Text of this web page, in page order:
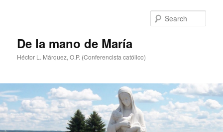
De la mano de María
Héctor L. Márquez, O.P. (Conferencista católico)